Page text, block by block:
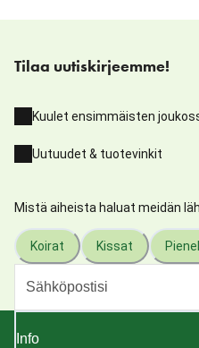
Tilaa uutiskirjeemme!
Kuulet ensimmäisten
Uutuudet & tuotevinkit
Mistä aiheista haluat meidän
Koirat Kissat
Info